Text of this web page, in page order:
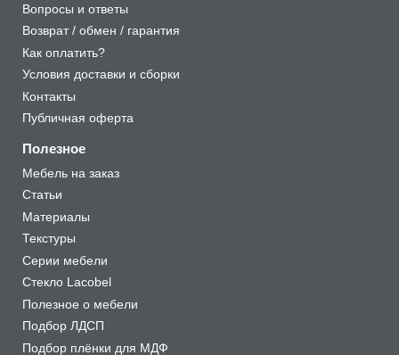
Вопросы и ответы
Возврат / обмен / гарантия
Как оплатить?
Условия доставки и сборки
Контакты
Публичная оферта
Полезное
Мебель на заказ
Статьи
Материалы
Текстуры
Серии мебели
Стекло Lacobel
Полезное о мебели
Подбор ЛДСП
Подбор плёнки для МДФ